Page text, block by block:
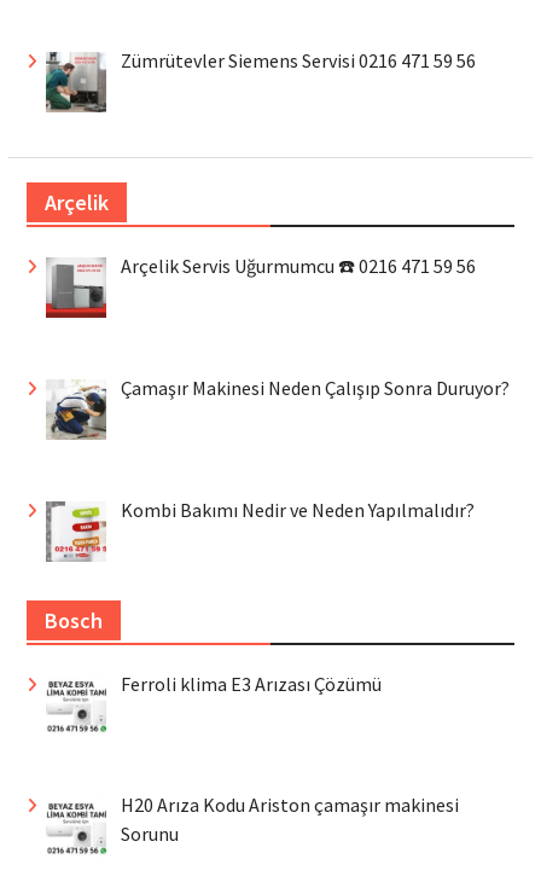
Zümrütevler Siemens Servisi 0216 471 59 56
Arçelik
Arçelik Servis Uğurmumcu ☎️ 0216 471 59 56
Çamaşır Makinesi Neden Çalışıp Sonra Duruyor?
Kombi Bakımı Nedir ve Neden Yapılmalıdır?
Bosch
Ferroli klima E3 Arızası Çözümü
H20 Arıza Kodu Ariston çamaşır makinesi
Sorunu